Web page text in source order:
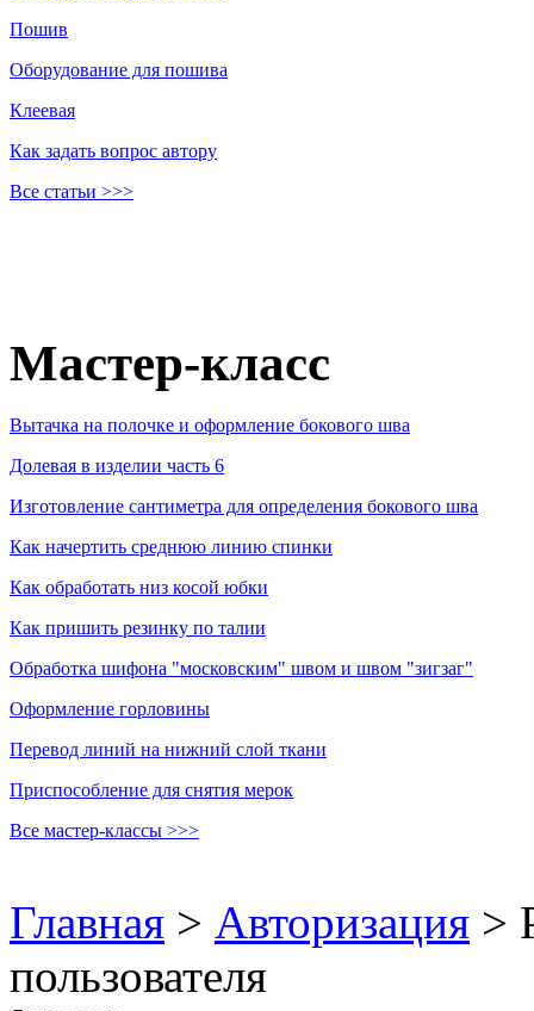
Пошив
Оборудование для пошива
Клеевая
Как задать вопрос автору
Все статьи >>>
Мастер-класс
Вытачка на полочке и оформление бокового шва
Долевая в изделии часть 6
Изготовление сантиметра для определения бокового шва
Как начертить среднюю линию спинки
Как обработать низ косой юбки
Как пришить резинку по талии
Обработка шифона "московским" швом и швом "зигзаг"
Оформление горловины
Перевод линий на нижний слой ткани
Приспособление для снятия мерок
Все мастер-классы >>>
Главная > Авторизация >
пользователя